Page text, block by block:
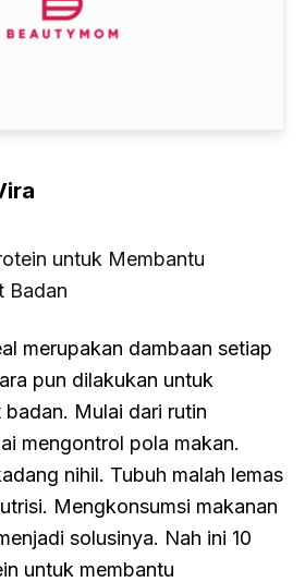
untuk Membantu
Badan
merupakan dambaan setiap
pun dilakukan untuk
badan. Mulai dari rutin
mengontrol pola makan.
nihil. Tubuh malah lemas
Mengkonsumsi makanan
solusinya. Nah ini 10
untuk membantu